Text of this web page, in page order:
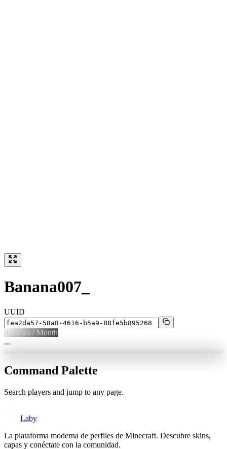
Banana007_
UUID
0 Views / Month
...
Command Palette
Search players and jump to any page.
Laby
La plataforma moderna de perfiles de Minecraft. Descubre skins,
capas y conéctate con la comunidad.